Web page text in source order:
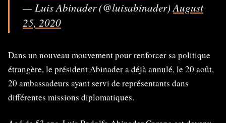
— Luis Abinader (@luisabinader)August
25, 2020
Dans un nouveau mouvement pour renforcer sa politique
étrangère, le président Abinader a déjà annulé, le 20 août,
20 ambassadeurs ayant servi de représentants dans
différentes missions diplomatiques.